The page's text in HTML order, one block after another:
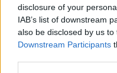
disclosure of your
IAB’s list of downstream
also be disclosed by us
Downstream Participants
ανέδειξε τη
επενδύσεων στη
«Η αξία της